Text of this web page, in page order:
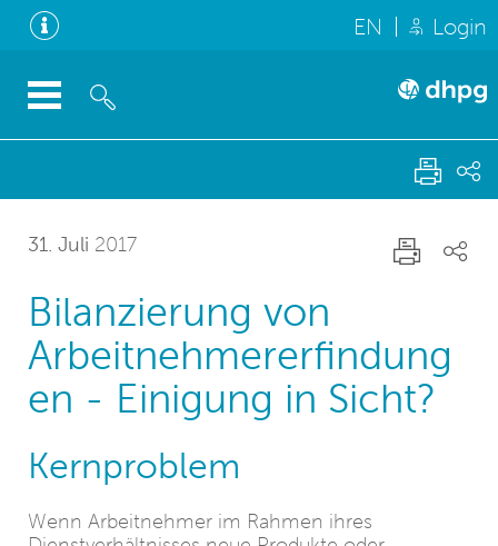
EN Login
31. Juli 2017
Bilanzierung von
Arbeitnehmererfindung
en - Einigung in Sicht?
Kernproblem
Wenn Arbeitnehmer im Rahmen ihres